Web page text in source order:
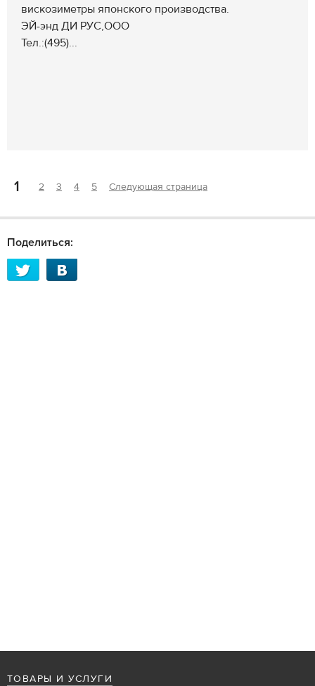
вискозиметры японского производства.
ЭЙ-энд ДИ РУС,ООО
Тел.:(495)...
1 2 3 4 5 Следующая страница
Поделиться:
ТОВАРЫ И УСЛУГИ